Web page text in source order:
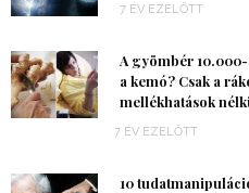
7 ÉV EZELŐTT
A gyömbér
a kemó? Csak a
mellékhatások
7 ÉV EZELŐTT
10